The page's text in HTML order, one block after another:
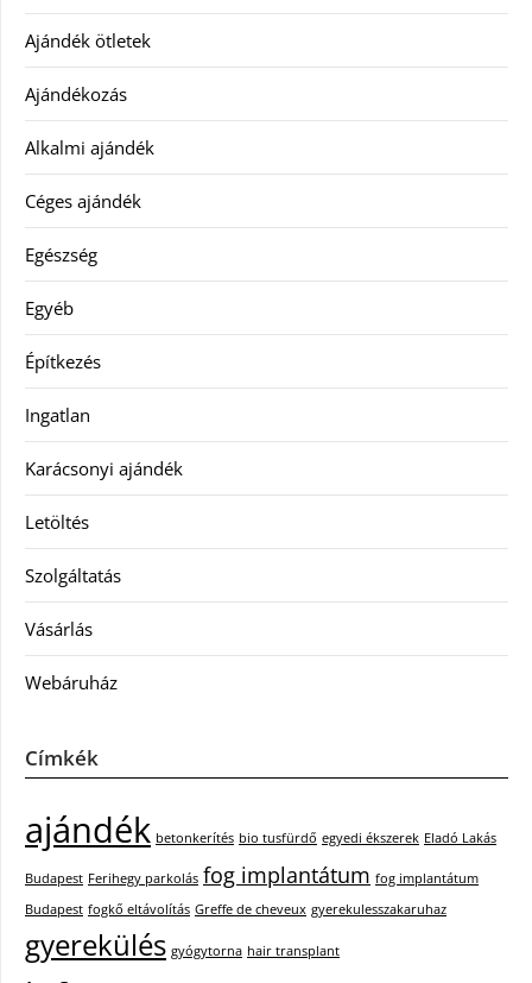
Ajándék ötletek
Ajándékozás
Alkalmi ajándék
Céges ajándék
Egészség
Egyéb
Építkezés
Ingatlan
Karácsonyi ajándék
Letöltés
Szolgáltatás
Vásárlás
Webáruház
Címkék
ajándék betonkerítés bio tusfürdő egyedi ékszerek Eladó Lakás
Budapest Ferihegy parkolás fog implantátum fog implantátum
Budapest fogkő eltávolítás Greffe de cheveux gyerekulesszakaruhaz
gyerekülés gyógytorna hair transplant